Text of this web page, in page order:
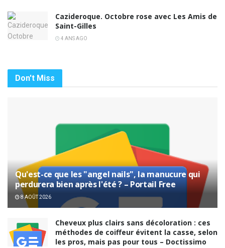
Cazideroque. Octobre rose avec Les Amis de
Saint-Gilles
4 ANS AGO
Don't Miss
Qu'est-ce que les "angel nails", la manucure qui
perdurera bien après l'été ? – Portail Free
8 AOÛT 2026
Cheveux plus clairs sans décoloration : ces
méthodes de coiffeur évitent la casse, selon
les pros, mais pas pour tous – Doctissimo